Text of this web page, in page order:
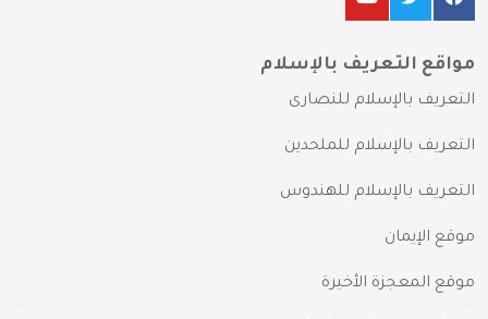
مواقع التعريف بالإسلام
التعريف بالإسلام للنصارى
التعريف بالإسلام للملحدين
التعريف بالإسلام للهندوس
موقع الإيمان
موقع المعجزة الأخيرة